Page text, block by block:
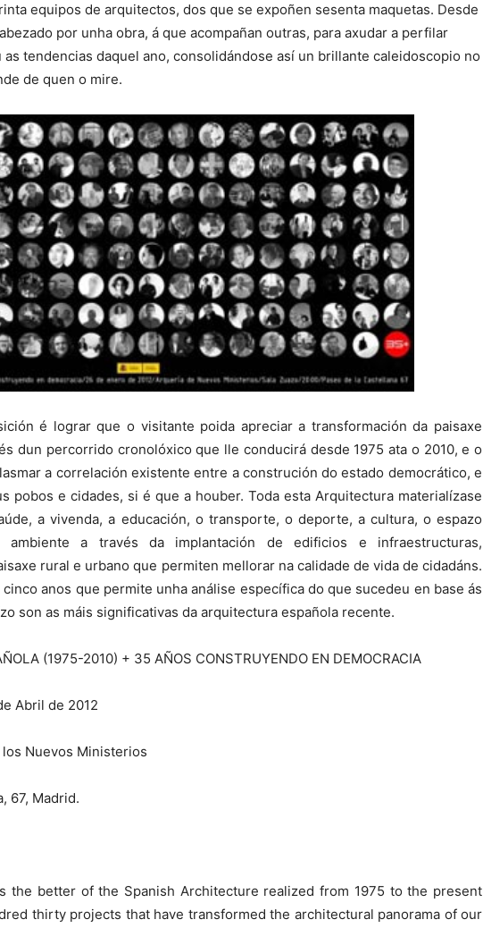
equipos de arquitectos, dos que se expoñen sesenta maquetas. Desde
por unha obra, á que acompañan outras, para axudar a perfilar
as tendencias daquel ano, consolidándose así un brillante caleidoscopio no
de quen o mire.
é lograr que o visitante poida apreciar a transformación da paisaxe
dun percorrido cronolóxico que lle conducirá desde 1975 ata o 2010, e o
a correlación existente entre a construción do estado democrático, e
pobos e cidades, si é que a houber. Toda esta Arquitectura materialízase
a vivenda, a educación, o transporte, o deporte, a cultura, o espazo
a través da implantación de edificios e infraestructuras,
rural e urbano que permiten mellorar na calidade de vida de cidadáns.
anos que permite unha análise específica do que sucedeu en base ás
son as máis significativas da arquitectura española recente.
(1975-2010) + 35 AÑOS CONSTRUYENDO EN DEMOCRACIA
Abril de 2012
Nuevos Ministerios
67, Madrid.
the better of the Spanish Architecture realized from 1975 to the present
thirty projects that have transformed the architectural panorama of our